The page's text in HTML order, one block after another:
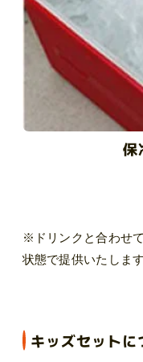
保
※ドリンクと合わせ
状態で提供いたします
キッズセットに